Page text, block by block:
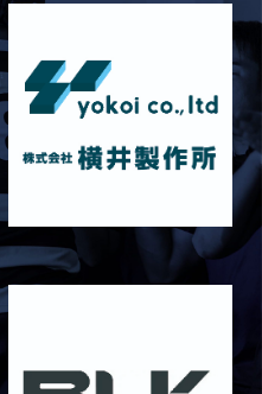
1 北村瞬太郎
お名前を掲載／サポ